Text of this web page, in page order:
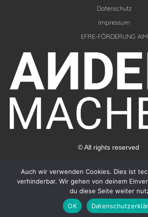
e
d
i
n
a
g
r
a
m
Datenschutz
Impressum
EFRE-FÖRDERUNG AIM
© All rights reserved
Auch wir verwenden Cookies. Dies ist
verhinderbar. Wir gehen von deinem
du diese Seite weiter
OK